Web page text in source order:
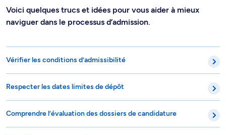
Voici quelques trucs et idées pour vous aider à mieux
naviguer dans le processus d’admission.
Vérifier les conditions d’admissibilité
Respecter les dates limites de dépôt
Comprendre l’évaluation des dossiers de candidature